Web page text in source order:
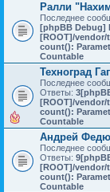
Ралли
Последнее
[phpBB Debug]
[ROOT]/
count():
Countable
Техноград
Последнее
Ответы: 3
[ROOT]/
count():
Countable
Андрей
Последнее
Ответы: 9
[ROOT]/
count():
Countable